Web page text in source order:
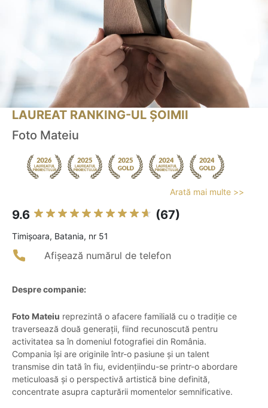
LAUREAT RANKING-UL ȘOIMII
Foto Mateiu
Arată mai multe >>
9.6 (67)
Timişoara, Batania, nr 51
Afișează numărul de telefon
Despre companie:
Foto Mateiu reprezintă o afacere familială cu o tradiție ce
traversează două generații, fiind recunoscută pentru
activitatea sa în domeniul fotografiei din România.
Compania își are originile într-o pasiune și un talent
transmise din tată în fiu, evidențiindu-se printr-o abordare
meticuloasă și o perspectivă artistică bine definită,
concentrate asupra capturării momentelor semnificative.